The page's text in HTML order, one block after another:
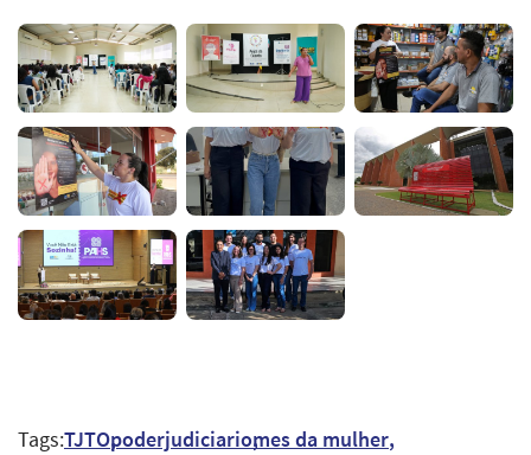
Tags:TJTOpoderjudiciariomes da mulher